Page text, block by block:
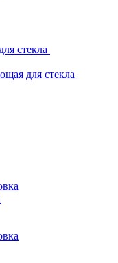
стекла
для стекла